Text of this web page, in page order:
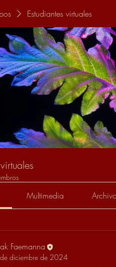
Estudiantes virtuales
Multimedia
Faemanna
diciembre de 2024